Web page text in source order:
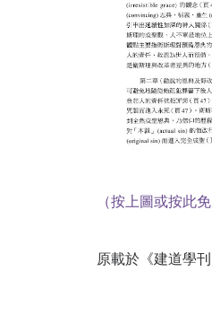
（按上圖或按此
原載於《建道學